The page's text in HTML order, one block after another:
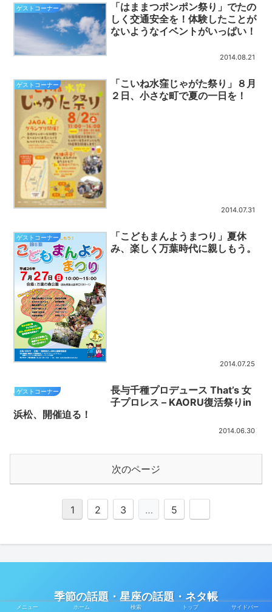
ゲストコーナー
「はままつポンポン祭り」でたの
しく交通安全を！体験したことが
ないようなイベントがいっぱい！
2014.08.21
ゲストコーナー
「こいね水窪じゃがた祭り」８月
２日、小さな町で夏の一日を！
2014.07.31
ゲストコーナー
「こどもまんようまつり」夏休
み、楽しく万葉時代に親しもう。
2014.07.25
ゲストコーナー
長与千種プロデュース That’s 女
子プロレス – KAORU復活祭りin
浜松、開催迫る！
2014.06.30
次のページ
1 2 3 … 5
季節の話題・星座の話題・ネタ帳
メニュー ホーム 検索 トップ サイドバー